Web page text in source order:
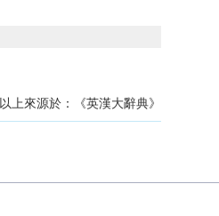
以上來源於：《英漢大辭典》